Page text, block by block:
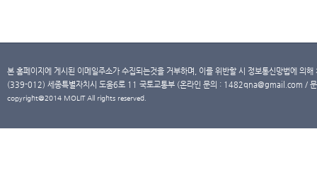
본 홈페이지에 게시된 이메일주소가 수집되는것을 거부하며, 이를 위반할 시 정보통신망법에 의
(339-012) 세종특별자치시 도움6로 11 국토교통부 (온라인 문의 : 1482qna@gmail.com /
copyright@2014 MOLIT All rights reserved.